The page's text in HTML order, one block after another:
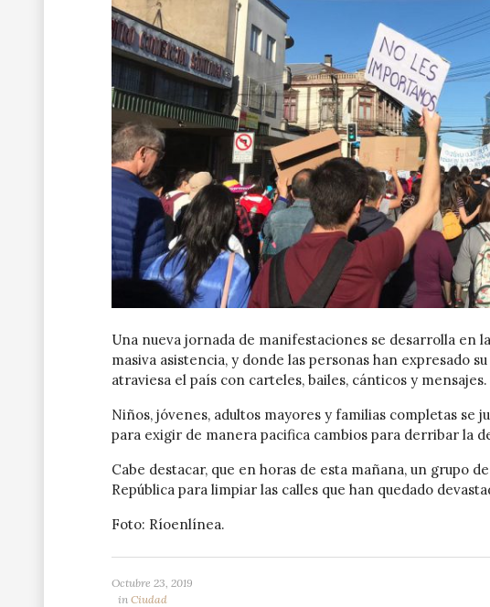
Una nueva jornada de manifestaciones se desarrolla en
masiva asistencia, y donde las personas han expresado
atraviesa el país con carteles, bailes, cánticos y mensajes.
Niños, jóvenes, adultos mayores y familias completas se
para exigir de manera pacifica cambios para derribar la
Cabe destacar, que en horas de esta mañana, un grupo
República para limpiar las calles que han quedado
Foto: Ríoenlínea.
Octubre 23, 2019
in Ciudad